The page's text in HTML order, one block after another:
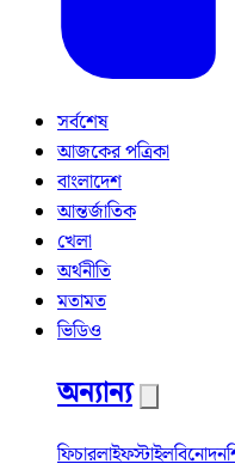
সর্বশেষ
আজকের পত্রিকা
বাংলাদেশ
আন্তর্জাতিক
খেলা
অর্থনীতি
মতামত
ভিডিও
অন্যান্য
ফিচারলাইফস্টাইলবিনোদন